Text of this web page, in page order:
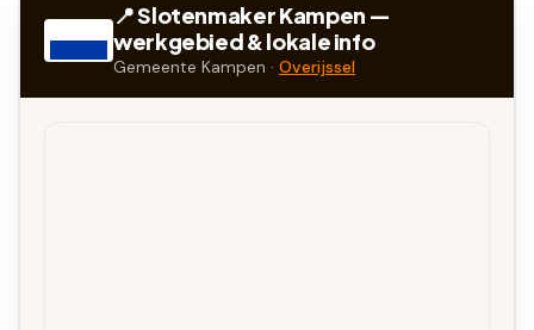
📍 SlotenmakerKampen —
werkgebied & lokale info
Gemeente Kampen · Overijssel